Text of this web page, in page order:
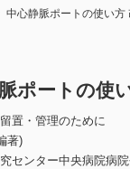
中心静脈ポートの使い方
ポートの使
置・管理のために
著)
センター中央病院病